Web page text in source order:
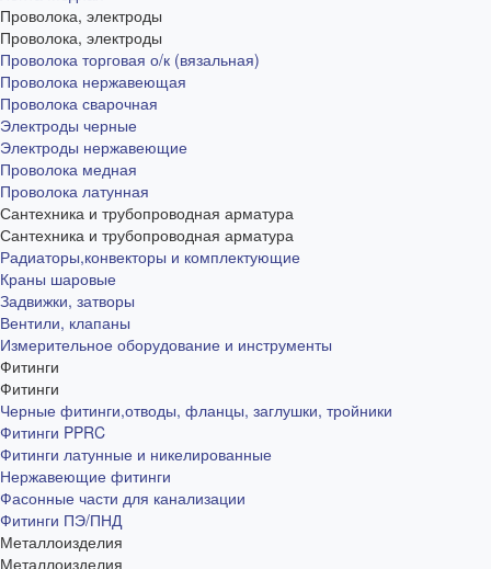
Проволока, электроды
Проволока, электроды
Проволока торговая о/к (вязальная)
Проволока нержавеющая
Проволока сварочная
Электроды черные
Электроды нержавеющие
Проволока медная
Проволока латунная
Сантехника и трубопроводная арматура
Сантехника и трубопроводная арматура
Радиаторы,конвекторы и комплектующие
Краны шаровые
Задвижки, затворы
Вентили, клапаны
Измерительное оборудование и инструменты
Фитинги
Фитинги
Черные фитинги,отводы, фланцы, заглушки, тройники
Фитинги PPRC
Фитинги латунные и никелированные
Нержавеющие фитинги
Фасонные части для канализации
Фитинги ПЭ/ПНД
Металлоизделия
Металлоизделия